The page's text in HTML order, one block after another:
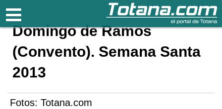
Totana.com
Domingo de Ramos
(Convento). Semana Santa
2013
Fotos: Totana.com